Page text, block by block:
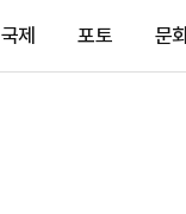
국제 포토 문